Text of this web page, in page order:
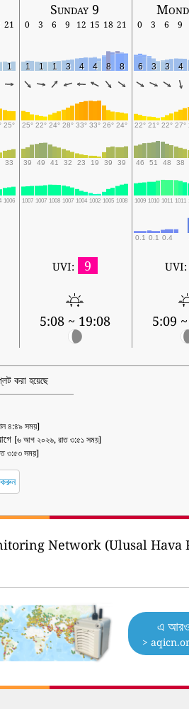
Sunday 9
21 0 3 6 9 12 15 18 21 0 3 6 9
1 1 1 1 3 4 4 8 8 6 3 3 4
25° 25° 22° 24° 28° 33° 33° 26° 24° 22° 21° 22° 27°
33 39 49 41 32 23 19 39 39 46 51 48 38
1006 1007 1007 1008 1007 1004 1002 1005 1008 1009 1010 1011 1011
0.1 0.1 0.4
UVI: 9
5:08 ~ 19:08
UVI:
5:09
করা হয়েছে
৪:৪৯ সময়]
[৬ আগ ২০২৬, রাত ৩:৫১ সময়]
৩:৫৩ সময়]
করুন
Network (Ulusal Hava
এ
>